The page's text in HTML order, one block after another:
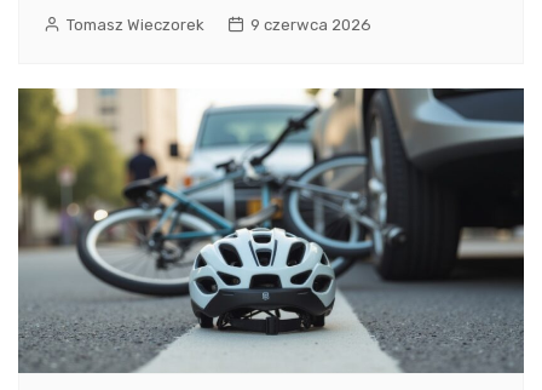
Tomasz Wieczorek 9 czerwca 2026